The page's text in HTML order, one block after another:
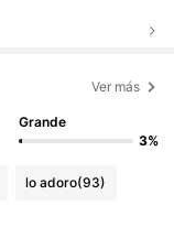
Ver más
Grande
3%
lo adoro(93)